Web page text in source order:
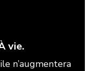
vie.
n’augmentera